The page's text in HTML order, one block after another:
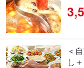
＜
し